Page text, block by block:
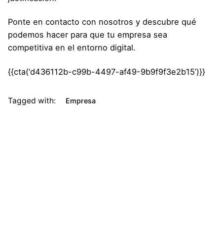
Ponte en contacto con nosotros y descubre qué
podemos hacer para que tu empresa sea
competitiva en el entorno digital.
{{cta(‘d436112b-c99b-4497-af49-9b9f9f3e2b15’)}}
Tagged with: Empresa